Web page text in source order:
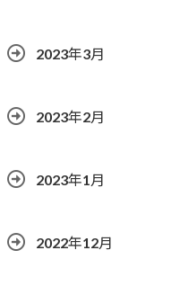
2023年3月
2023年2月
2023年1月
2022年12月